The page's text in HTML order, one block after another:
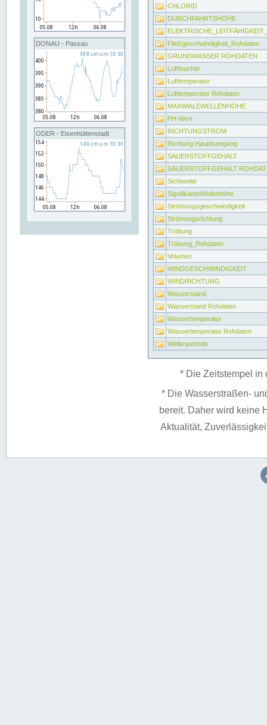
DONAU - Passau
ODER - Eisenhüttenstadt
CHLORID
DURCHFAHRTSHÖHE
Fließgeschwindigkeit_Rohdaten
GRUNDWASSER ROHDATEN
Luftfeuchte
Lufttemperatur
Lufttemperatur Rohdaten
MAXIMALEWELLENHÖHE
PH-Wert
RICHTUNGSTROM
Richtung Hauptseegang
SAUERSTOFFGEHALT
SAUERSTOFFGEHALT
Sichtweite
SignifikanteWellenhöhe
Strömungsgeschwindigkeit
Strömungsrichtung
Trübung
Trübung_Rohdaten
Volumen
WINDGESCHWINDIGKEIT
WINDRICHTUNG
Wasserstand
Wasserstand Rohdaten
Wassertemperatur
Wassertemperatur Rohdaten
Wellenperiode
* Die Zeitstempel in
* Die Wasserstraßen-
bereit. Daher wird keine
Aktualität,